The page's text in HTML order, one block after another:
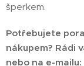
šperkem.
Potřebujete
nákupem? Rádi
nebo na e-mailu: